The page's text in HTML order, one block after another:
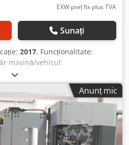
EXW preț fix plus TVA
Sunați
2017, Funcționalitate:
mașină/vehicul:
characteristics: Work Area #
230 mm (with loader 120 mm)
200 mm # Maximum
(with loader 75 mm) # X1/X2 -
/ Rapid speed in X: 24 m/min
145 mm / Rapid speed in Z:
distance: +/-40mm / Rapid
Anunț mic